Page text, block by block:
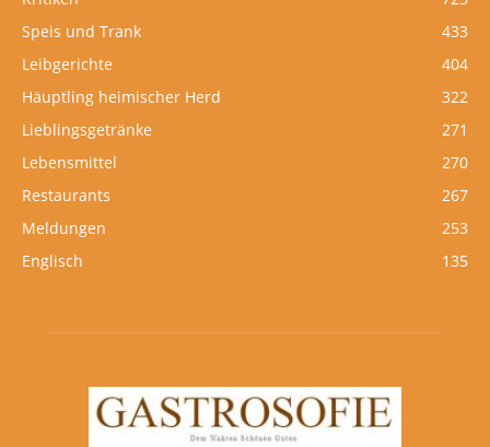
Speis und Trank
433
Leibgerichte
404
Häuptling heimischer Herd
322
Lieblingsgetränke
271
Lebensmittel
270
Restaurants
267
Meldungen
253
Englisch
135